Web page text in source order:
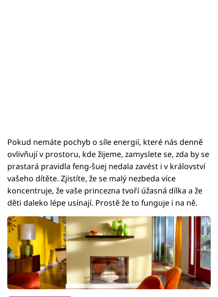
Pokud nemáte pochyb o síle energií, které nás denně
ovlivňují v prostoru, kde žijeme, zamyslete se, zda by se
prastará pravidla feng-šuej nedala zavést i v království
vašeho dítěte. Zjistíte, že se malý nezbeda více
koncentruje, že vaše princezna tvoří úžasná dílka a že
děti daleko lépe usínají. Prostě že to funguje i na ně.